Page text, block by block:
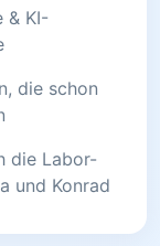
& KI-
die schon
die Labor-
und Konrad